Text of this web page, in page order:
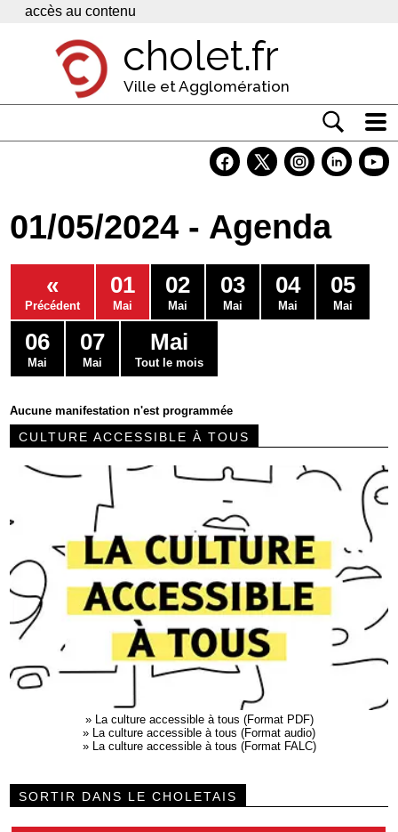
Panneau de gestion des cookies
accès au contenu
cholet.fr
Ville et Agglomération
Economie
Services
Contacts
01/05/2024 - Agenda
«
Précédent
01
Mai
02
Mai
03
Mai
04
Mai
05
Mai
06
Mai
07
Mai
Mai
Tout le mois
Aucune manifestation n'est programmée
CULTURE ACCESSIBLE À TOUS
»
La culture accessible à tous (Format PDF)
»
La culture accessible à tous (Format audio)
»
La culture accessible à tous (Format FALC)
SORTIR DANS LE CHOLETAIS